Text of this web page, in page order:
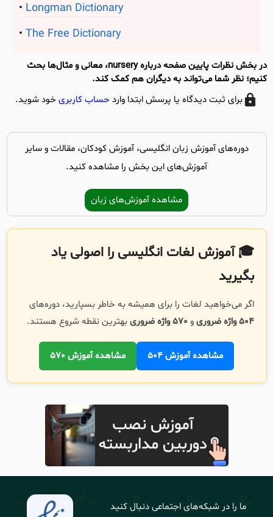
Longman Dictionary
The Free Dictionary
در بخش نظرات پایین صفحه درباره nursery، معانی و مثال‌ها بحث
کنیم؛ نظر شما می‌تواند به دیگران هم کمک کند.
برای ثبت دیدگاه یا پرسش ابتدا وارد حساب کاربری خود شوید.
دوره‌های آموزش زبان انگلیسی، آموزش کودکان، مقالات و سایر
آموزش‌های این بخش را مشاهده کنید.
مشاهده آموزش‌های زبان
🎓 آموزش لغات انگلیسی را اصولی یاد
بگیرید
اگر می‌خواهید لغات را برای همیشه به خاطر بسپارید، دوره‌های
504 واژه ضروری
و 570 واژه ضروری بهترین نقطه شروع هستند.
مشاهده آموزش 504 مشاهده آموزش 570
ما را در شبکه‌های اجتماعی دنبال کنید